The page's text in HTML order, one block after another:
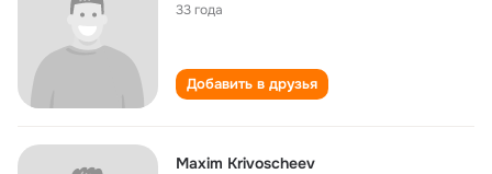
33 года
Добавить в друзья
Maxim Krivoscheev